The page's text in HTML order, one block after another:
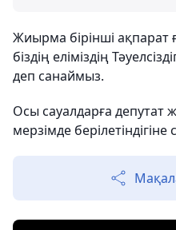
Жиырма бірінші ақпарат
біздің еліміздің
деп санаймыз.
Осы сауалдарға депутат
мерзімде берілетіндігіне